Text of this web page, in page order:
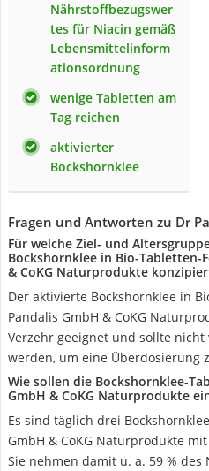
Nährstoffbezugswer
tes für Niacin gemäß
Lebensmittelinform
ationsordnung
wenige Tabletten am
Tag reichen
aktivierter
Bockshornklee
Fragen und Antworten zu Dr
Für welche Ziel- und
Bockshornklee in Bio-Tabletten-
& CoKG Naturprodukte
Der aktivierte Bockshornklee in
Pandalis GmbH & CoKG
Verzehr geeignet und sollte
werden, um eine Überdosierung
Wie sollen die Bockshornklee-
GmbH & CoKG Naturprodukte
Es sind täglich drei
GmbH & CoKG Naturprodukte
Sie nehmen damit u. a. 59 %